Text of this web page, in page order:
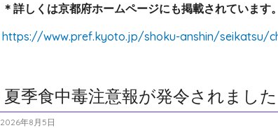
＊詳しくは京都府ホームページにも掲載されています。
https://www.pref.kyoto.jp/shoku-anshin/seikatsu/
夏季食中毒注意報が発令されました
2026年8月5日